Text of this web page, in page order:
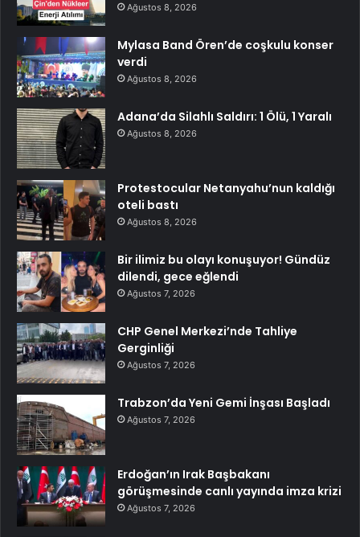
Ağustos 8, 2026
Mylasa Band Ören’de coşkulu konser
verdi
Ağustos 8, 2026
Adana’da Silahlı Saldırı: 1 Ölü, 1 Yaralı
Ağustos 8, 2026
Protestocular Netanyahu’nun kaldığı
oteli bastı
Ağustos 8, 2026
Bir ilimiz bu olayı konuşuyor! Gündüz
dilendi, gece eğlendi
Ağustos 7, 2026
CHP Genel Merkezi’nde Tahliye
Gerginliği
Ağustos 7, 2026
Trabzon’da Yeni Gemi İnşası Başladı
Ağustos 7, 2026
Erdoğan’ın Irak Başbakanı
görüşmesinde canlı yayında imza krizi
Ağustos 7, 2026